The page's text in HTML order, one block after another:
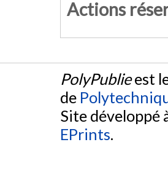
Actions
PolyPublieest
de
Site développé
EPrints.